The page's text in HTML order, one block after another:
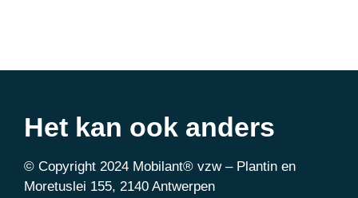
Het kan ook anders
© Copyright 2024 Mobilant® vzw – Plantin en
Moretuslei 155, 2140 Antwerpen